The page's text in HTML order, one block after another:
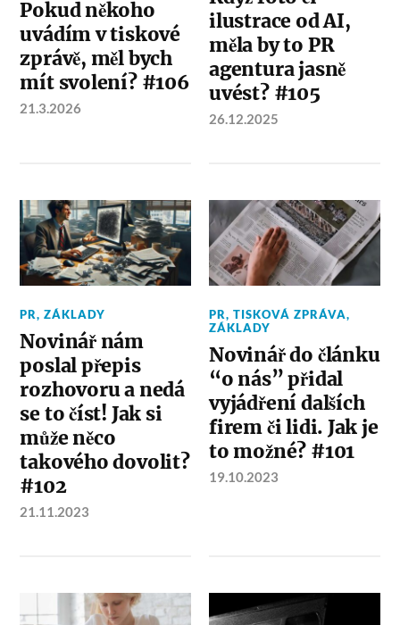
Pokud někoho
uvádím v tiskové
zprávě, měl bych
mít svolení? #106
21.3.2026
ilustrace od AI,
měla by to PR
agentura jasně
uvést? #105
26.12.2025
PR,ZÁKLADY
Novinář nám
poslal přepis
rozhovoru a nedá
se to číst! Jak si
může něco
takového dovolit?
#102
21.11.2023
PR,TISKOVÁ ZPRÁVA,
ZÁKLADY
Novinář do článku
“o nás” přidal
vyjádření dalších
firem či lidi. Jak je
to možné? #101
19.10.2023